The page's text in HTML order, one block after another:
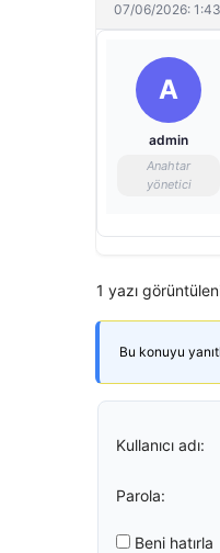
07/06/2026:
A
admin
Anahtar
yönetici
1 yazı
Bu konuyu
Kullanıcı adı:
Parola:
Beni hatırla